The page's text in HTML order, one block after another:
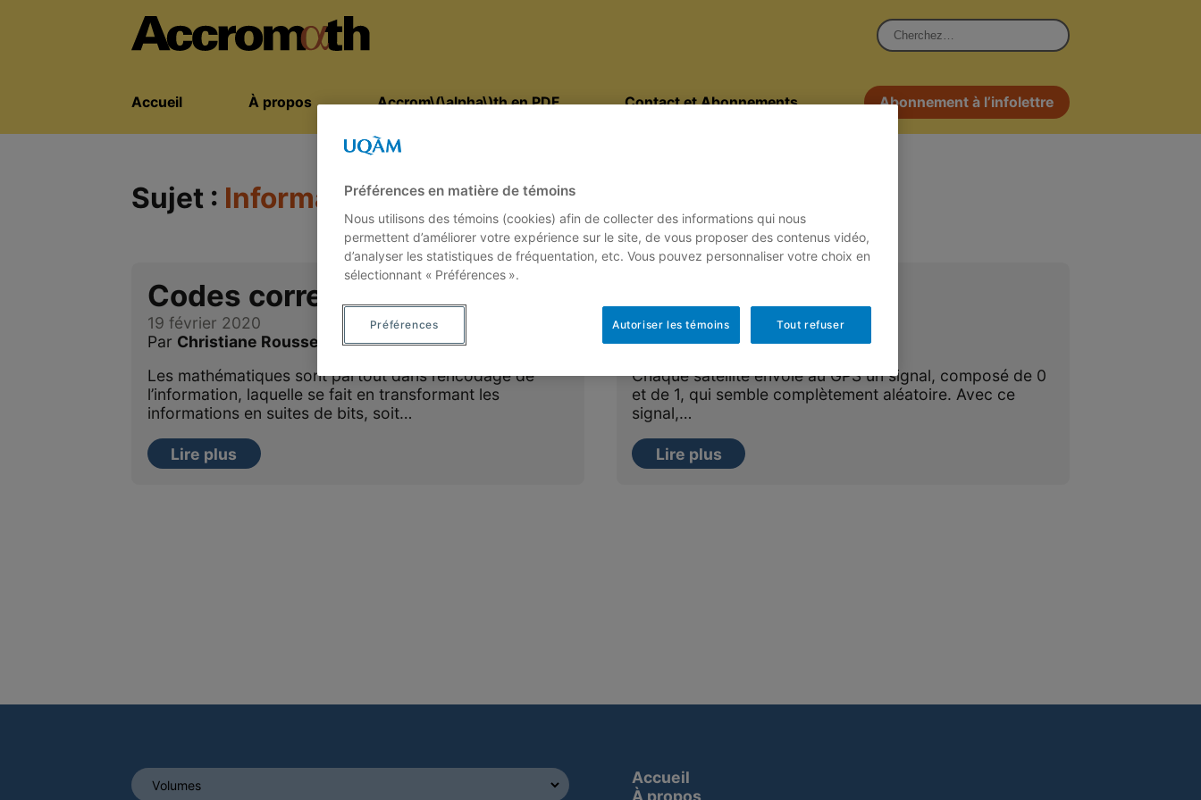
Rechercher :
Accueil À propos Accrom\(\alpha\)th en PDF Contact et Abonnements Abonnement à l’infolettre
Sujet : Informatique
Codes correcteurs d’erreurs
19 février 2020
Par Christiane Rousseau
Les mathématiques sont partout dans l’encodage de
l’information, laquelle se fait en transformant les
informations en suites de bits, soit…
Lire plus
8 juillet 2006
ParChristiane Rousseau
Chaque satellite envoie au GPS un signal, composé de 0
et de 1, qui semble complètement aléatoire. Avec ce
signal,…
Lire plus
Accueil
À propos
Préférences en matière de témoins
Nous utilisons des témoins (cookies) afin de collecter des informations qui nous
permettent d’améliorer votre expérience sur le site, de vous proposer des contenus vidéo,
d’analyser les statistiques de fréquentation, etc. Vous pouvez personnaliser votre choix en
sélectionnant « Préférences ».
Tout refuser
Autoriser les témoins
Préférences